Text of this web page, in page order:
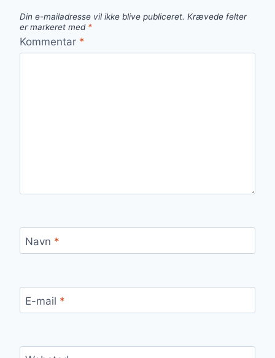
Din e-mailadresse vil ikke blive publiceret. Krævede felter
er markeret med *
Kommentar *
Navn *
E-mail *